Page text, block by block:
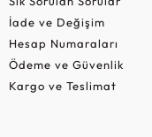
İade ve Değişim
Hesap Numaraları
Ödeme ve Güvenlik
Kargo ve Teslimat